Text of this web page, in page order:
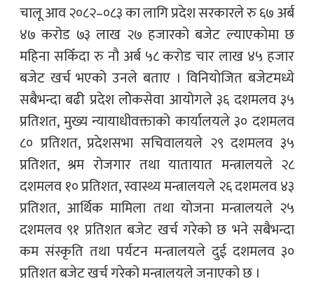
चालू आव २०८२–०८३ का लागि प्रदेश सरकारले रु ६७ अर्ब
४७ करोड ७३ लाख २७ हजारको बजेट ल्याएकोमा छ
महिना सकिँदा रु नौ अर्ब ५८ करोड चार लाख ४५ हजार
बजेट खर्च भएको उनले बताए । विनियोजित बजेटमध्ये
सबैभन्दा बढी प्रदेश लोेकसेवा आयोगले ३६ दशमलव ३५
प्रतिशत, मुख्य न्यायाधीवक्ताको कार्यालयले ३० दशमलव
८० प्रतिशत, प्रदेशसभा सचिवालयले २९ दशमलव ३५
प्रतिशत, श्रम रोजगार तथा यातायात मन्त्रालयले २८
दशमलव १० प्रतिशत, स्वास्थ्य मन्त्रालयले २६ दशमलव ४३
प्रतिशत, आर्थिक मामिला तथा योजना मन्त्रालयले २५
दशमलव ९१ प्रतिशत बजेट खर्च गरेको छ भने सबैभन्दा
कम संस्कृति तथा पर्यटन मन्त्रालयले दुई दशमलव ३०
प्रतिशत बजेट खर्च गरेको मन्त्रालयले जनाएको छ ।